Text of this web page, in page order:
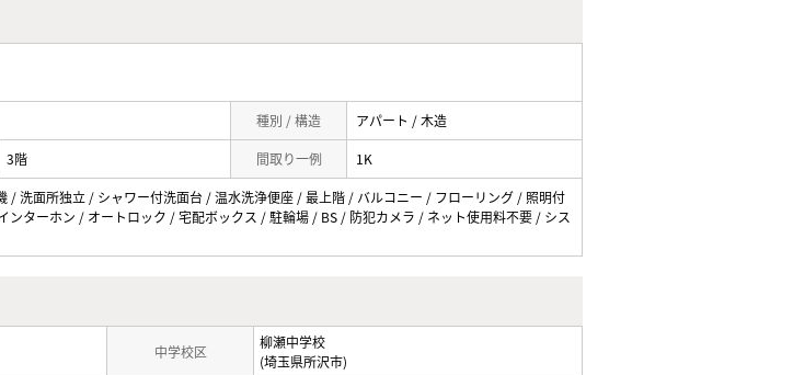
種別 / 構造 アパート / 木造
3階 間取り一例 1K
/ 洗面所独立 / シャワー付洗面台 / 温水洗浄便座 / 最上階 / バルコニー / フローリング / 照明付
ターホン / オートロック / 宅配ボックス / 駐輪場 / BS / 防犯カメラ / ネット使用料不要 / シス
中学校区
柳瀬中学校
(埼玉県所沢市)